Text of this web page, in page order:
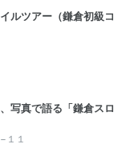
ルツアー（鎌倉初級コ
写真で語る「鎌倉スロ
１１